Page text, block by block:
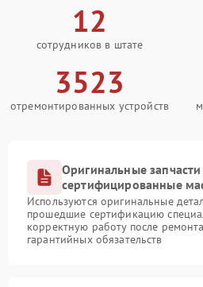
12
сотрудников в штате
3523
отремонтированных устройств
Оригинальные
сертифицированные
Используются оригинальные
прошедшие сертификацию
корректную работу после
гарантийных обязательств